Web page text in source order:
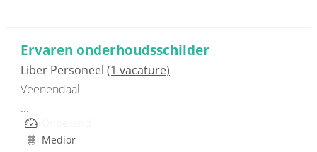
Ervaren onderhoudsschilder
Liber Personeel (1 vacature)
Veenendaal
...
Medior